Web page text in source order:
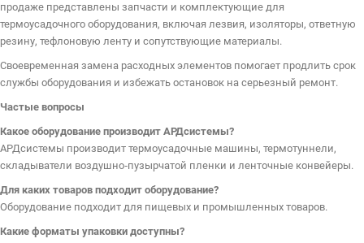
продаже представлены запчасти и комплектующие для
термоусадочного оборудования, включая лезвия, изоляторы, ответную
резину, тефлоновую ленту и сопутствующие материалы.
Своевременная замена расходных элементов помогает продлить срок
службы оборудования и избежать остановок на серьезный ремонт.
Частые вопросы
Какое оборудование производит АРДсистемы?
АРДсистемы производит термоусадочные машины, термотуннели,
складыватели воздушно‑пузырчатой пленки и ленточные конвейеры.
Для каких товаров подходит оборудование?
Оборудование подходит для пищевых и промышленных товаров.
Какие форматы упаковки доступны?